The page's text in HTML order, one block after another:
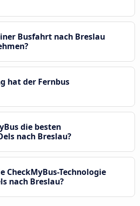
Busfahrt nach Breslau
hat der Fernbus
die besten
nach Breslau?
Technologie
nach Breslau?